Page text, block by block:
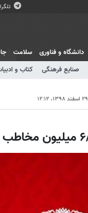
صنایع فرهنگی کتاب و
دانشگاه و فناوری سلامت
۲۹ اسفند ۱۳۹۸، ۱۲:۱۲